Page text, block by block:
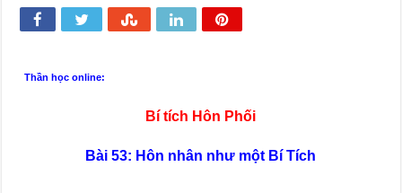
Thần học online:
Bí tích Hôn Phối
Bài 53: Hôn nhân như một Bí Tích